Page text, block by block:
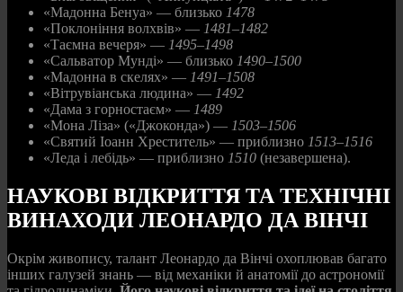
«Мадонна Бенуа» — близько 1478
«Поклоніння волхвів» — 1481–1482
«Таємна вечеря» — 1495–1498
«Сальватор Мунді» — близько 1490–1500
«Мадонна в скелях» — 1491–1508
«Вітрувіанська людина» — 1492
«Дама з горностаєм» — 1489
«Мона Ліза» («Джоконда») — 1503–1506
«Святий Іоанн Хреститель» — приблизно 1513–1516
«Леда і лебідь» — приблизно 1510 (незавершена).
НАУКОВІ ВІДКРИТТЯ ТА ТЕХНІЧНІ
ВИНАХОДИ ЛЕОНАРДО ДА ВІНЧІ
Окрім живопису, талант Леонардо да Вінчі охоплював багато
інших галузей знань — від механіки й анатомії до астрономії